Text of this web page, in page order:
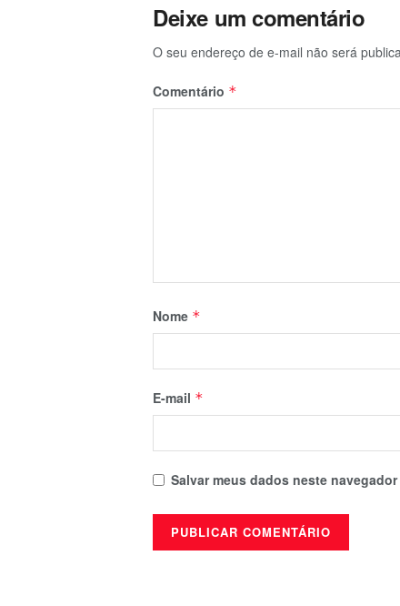
Deixe um comentário
O seu endereço de e-mail não será
Comentário *
Nome *
E-mail *
Salvar meus dados neste